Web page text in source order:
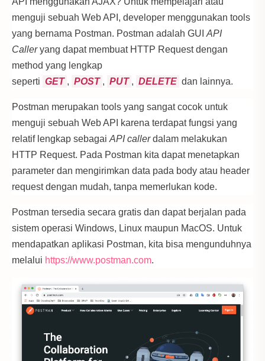
menguji sebuah Web API, developer menggunakan tools
yang bernama Postman. Postman adalah GUI API
Calleryang dapat membuat HTTP Request dengan
method yang lengkap
seperti GET , POST , PUT , DELETE dan lainnya.
Postman merupakan tools yang sangat cocok untuk
menguji sebuah Web API karena terdapat fungsi yang
relatif lengkap sebagai API callerdalam melakukan
HTTP Request. Pada Postman kita dapat menetapkan
parameter dan mengirimkan data pada body atau header
request dengan mudah, tanpa memerlukan kode.
Postman tersedia secara gratis dan dapat berjalan pada
sistem operasi Windows, Linux maupun MacOS. Untuk
mendapatkan aplikasi Postman, kita bisa mengunduhnya
melalui https://www.postman.com.